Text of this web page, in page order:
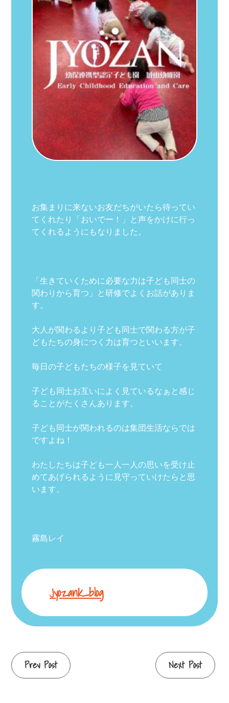
お集まりに来ないお友だちがいたら待ってい
てくれたり「おいでー！」と声をかけに行っ
てくれるようにもなりました。
「生きていくために必要な力は子ども同士の
関わりから育つ」と研修でよくお話がありま
す。
大人が関わるより子ども同士で関わる方が子
どもたちの身につく力は育つといいます。
毎日の子どもたちの様子を見ていて
子ども同士お互いによく見ているなぁと感じ
ることがたくさんあります。
子ども同士が関われるのは集団生活ならでは
ですよね！
わたしたちは子ども一人一人の思いを受け止
めてあげられるように見守っていけたらと思
います。
霧島レイ
Jyozank_blog
Continue
Prev Post Next Post